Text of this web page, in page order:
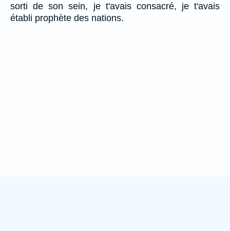
sorti de son sein, je t'avais consacré, je t'avais
établi prophète des nations.